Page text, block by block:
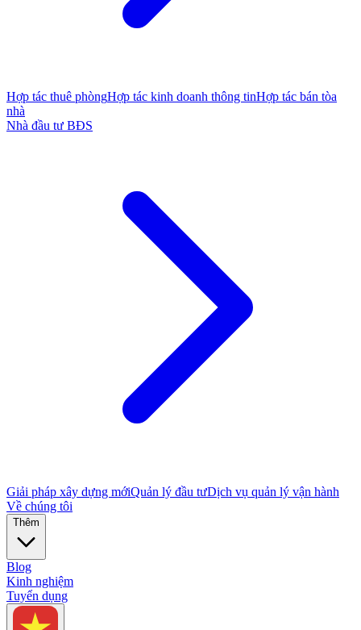
Hợp tác thuê phòngHợp tác kinh doanh thông tinHợp tác bán tòa
nhà
Nhà đầu tư BĐS
Giải pháp xây dựng mớiQuản lý đầu tưDịch vụ quản lý vận hành
Về chúng tôi
Thêm
Blog
Kinh nghiệm
Tuyển dụng